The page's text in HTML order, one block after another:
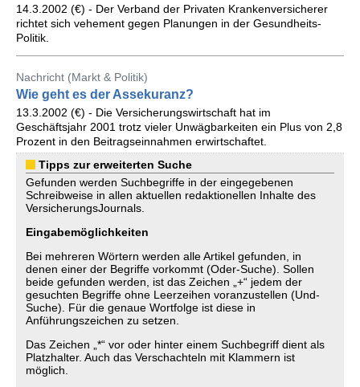
14.3.2002 (€) - Der Verband der Privaten Krankenversicherer
richtet sich vehement gegen Planungen in der Gesundheits-
Politik.
Nachricht (Markt & Politik)
Wie geht es der Assekuranz?
13.3.2002 (€) - Die Versicherungswirtschaft hat im
Geschäftsjahr 2001 trotz vieler Unwägbarkeiten ein Plus von 2,8
Prozent in den Beitragseinnahmen erwirtschaftet.
Tipps zur erweiterten Suche
Gefunden werden Suchbegriffe in der eingegebenen
Schreibweise in allen aktuellen redaktionellen Inhalte des
VersicherungsJournals.
Eingabemöglichkeiten
Bei mehreren Wörtern werden alle Artikel gefunden, in
denen einer der Begriffe vorkommt (Oder-Suche). Sollen
beide gefunden werden, ist das Zeichen „+“ jedem der
gesuchten Begriffe ohne Leerzeihen voranzustellen (Und-
Suche). Für die genaue Wortfolge ist diese in
Anführungszeichen zu setzen.
Das Zeichen „*“ vor oder hinter einem Suchbegriff dient als
Platzhalter. Auch das Verschachteln mit Klammern ist
möglich.